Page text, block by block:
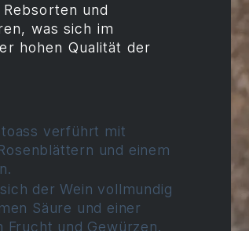
und
was sich im
hohen Qualität der
verführt mit
und einem
der Wein vollmundig
Säure und einer
Frucht und Gewürzen.